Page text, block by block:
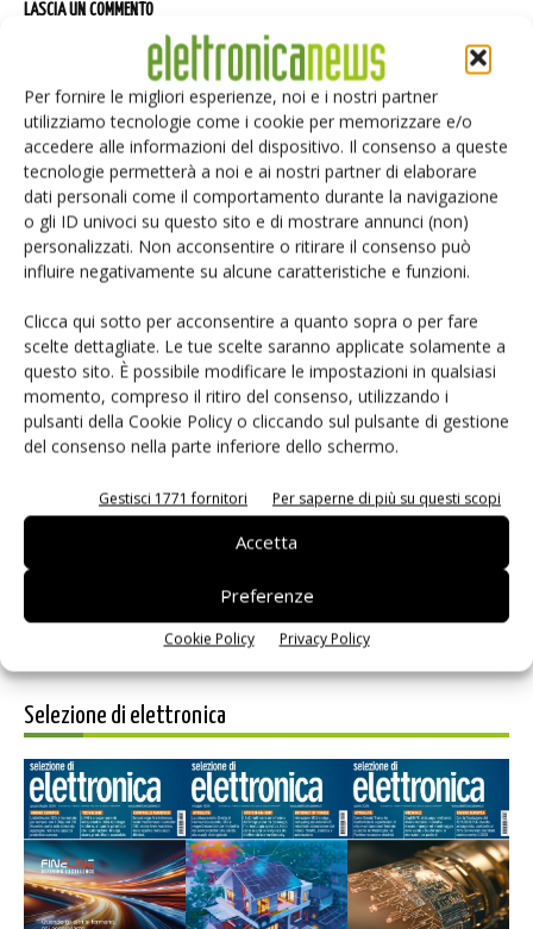
Per fornire le migliori esperienze, noi e i nostri partner
utilizziamo tecnologie come i cookie per memorizzare e/o
accedere alle informazioni del dispositivo. Il consenso a queste
tecnologie permetterà a noi e ai nostri partner di elaborare
dati personali come il comportamento durante la navigazione
o gli ID univoci su questo sito e di mostrare annunci (non)
personalizzati. Non acconsentire o ritirare il consenso può
influire negativamente su alcune caratteristiche e funzioni.
Clicca qui sotto per acconsentire a quanto sopra o per fare
scelte dettagliate. Le tue scelte saranno applicate solamente a
questo sito. È possibile modificare le impostazioni in qualsiasi
momento, compreso il ritiro del consenso, utilizzando i
pulsanti della Cookie Policy o cliccando sul pulsante di gestione
del consenso nella parte inferiore dello schermo.
Gestisci 1771 fornitori Per saperne di più su questi scopi
Accetta
Preferenze
Cookie Policy Privacy Policy
LASCIA UN COMMENTO
prossimi commenti.
Selezione di elettronica